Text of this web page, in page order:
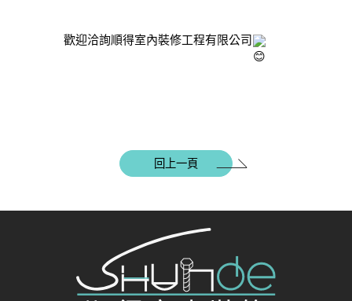
歡迎洽詢順得室內裝修工程有限公司
回上一頁